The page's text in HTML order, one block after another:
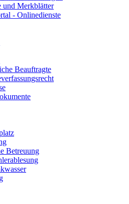
und Merkblätter
- Onlinedienste
Beauftragte
Betreuung